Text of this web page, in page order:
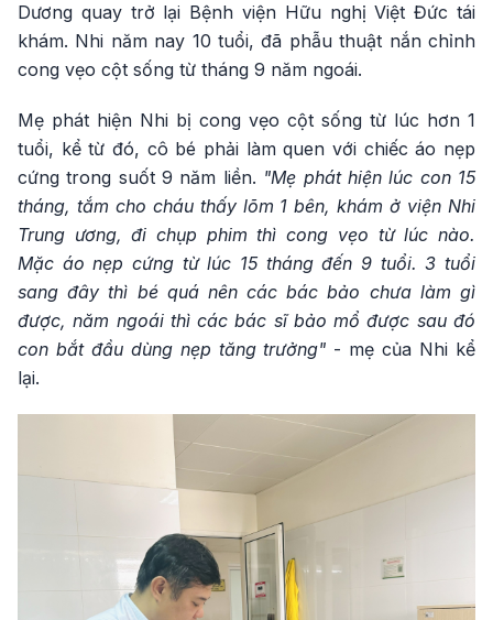
Dương quay trở lại Bệnh viện Hữu nghị Việt Đức tái
khám. Nhi năm nay 10 tuổi, đã phẫu thuật nắn chỉnh
cong vẹo cột sống từ tháng 9 năm ngoái.
Mẹ phát hiện Nhi bị cong vẹo cột sống từ lúc hơn 1
tuổi, kể từ đó, cô bé phải làm quen với chiếc áo nẹp
cứng trong suốt 9 năm liền. "Mẹ phát hiện lúc con 15
tháng, tắm cho cháu thấy lõm 1 bên, khám ở viện Nhi
Trung ương, đi chụp phim thì cong vẹo từ lúc nào.
Mặc áo nẹp cứng từ lúc 15 tháng đến 9 tuổi. 3 tuổi
sang đây thì bé quá nên các bác bảo chưa làm gì
được, năm ngoái thì các bác sĩ bảo mổ được sau đó
con bắt đầu dùng nẹp tăng trưởng" - mẹ của Nhi kể
lại.